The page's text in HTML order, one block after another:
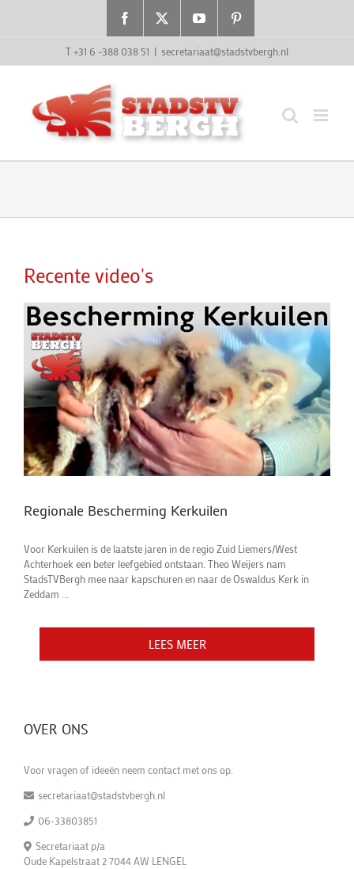
Facebook YouTube
T +31 6 -388 038 51 | secretariaat@stadstvbergh.nl
Recente video's
Regionale Bescherming Kerkuilen
Voor Kerkuilen is de laatste jaren in de regio Zuid Liemers/West
Achterhoek een beter leefgebied ontstaan. Theo Weijers nam
StadsTVBergh mee naar kapschuren en naar de Oswaldus Kerk in
Zeddam ...
LEES MEER
OVER ONS
Voor vragen of ideeën neem contact met ons op.
secretariaat@stadstvbergh.nl
06-33803851
Secretariaat p/a
Oude Kapelstraat 2 7044 AW LENGEL